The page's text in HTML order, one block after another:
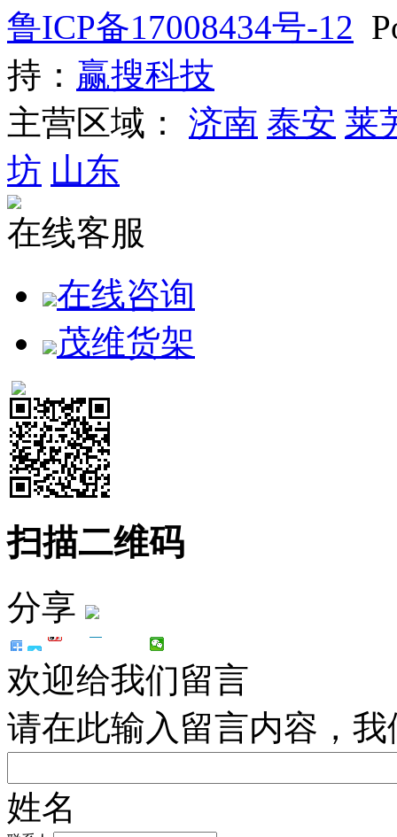
鲁ICP备17008434号-12
持： 赢搜科技
主营区域： 济南 泰安 莱
坊 山东
在线客服
在线咨询
茂维货架
扫描二维码
分享
欢迎给我们留言
请在此输入留言内容，
姓名